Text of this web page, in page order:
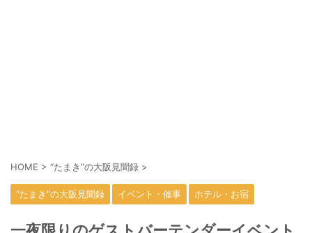
HOME > “たまき”の大阪見聞録 >
“たまき”の大阪見聞録 イベント・催事 ホテル・お宿